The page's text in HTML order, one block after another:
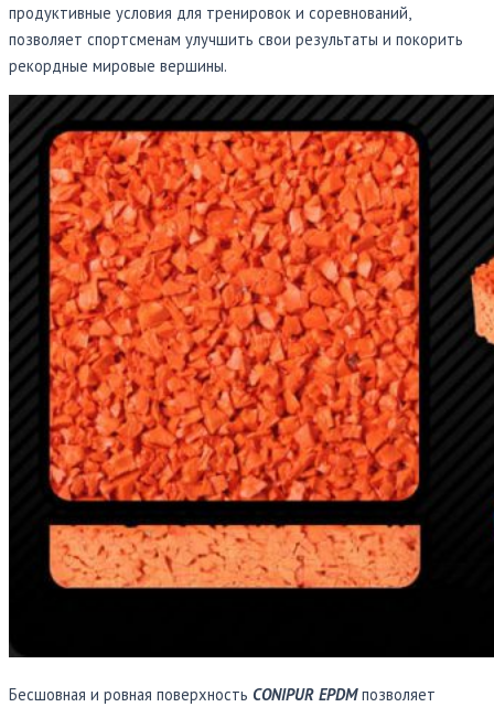
продуктивные условия для тренировок и соревнований,
позволяет спортсменам улучшить свои результаты и покорить
рекордные мировые вершины.
Бесшовная и ровная поверхность CONIPUR EPDMпозволяет